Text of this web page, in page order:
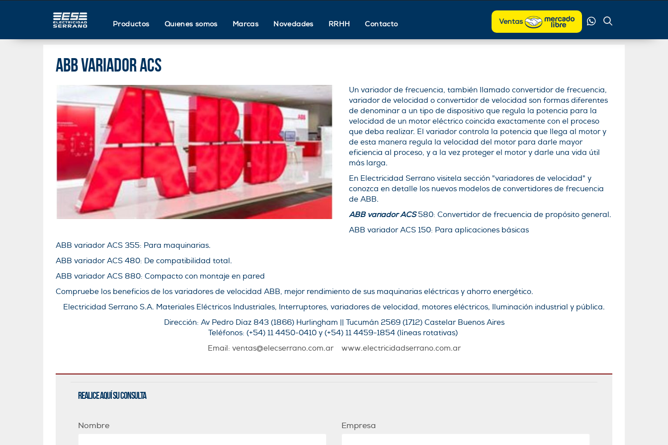
Ventas
Productos Quienes somos Marcas Novedades RRHH Contacto
ABB VARIADOR ACS
Un variador de frecuencia, también llamado convertidor de frecuencia,
variador de velocidad o convertidor de velocidad son formas diferentes
de denominar a un tipo de dispositivo que regula la potencia para la
velocidad de un motor eléctrico coincida exactamente con el proceso
que deba realizar. El variador controla la potencia que llega al motor y
de esta manera regula la velocidad del motor para darle mayor
eficiencia al proceso, y a la vez proteger el motor y darle una vida útil
más larga.
En Electricidad Serrano visitela sección "variadores de velocidad" y
conozca en detalle los nuevos modelos de convertidores de frecuencia
de ABB.
ABB variador ACS 580: Convertidor de frecuencia de propósito general.
ABB variador ACS 150: Para aplicaciones básicas
ABB variador ACS 355: Para maquinarias.
ABB variador ACS 480: De compatibilidad total.
ABB variador ACS 880: Compacto con montaje en pared
Compruebe los beneficios de los variadores de velocidad ABB, mejor rendimiento de sus maquinarias eléctricas y ahorro energético.
Electricidad Serrano S.A. Materiales Eléctricos Industriales, Interruptores, variadores de velocidad, motores eléctricos, Iluminación industrial y pública.
Dirección: Av Pedro Díaz 843 (1866) Hurlingham || Tucumán 2569 (1712) Castelar Buenos Aires
Teléfonos: (+54) 11 4450-0410 y (+54) 11 4459-1854 (líneas rotativas)
Email: ventas@elecserrano.com.ar www.electricidadserrano.com.ar
Realice aquí su consulta
Nombre Empresa